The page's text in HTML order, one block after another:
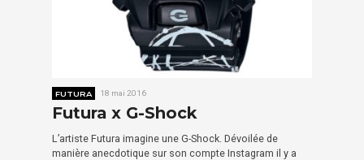
FUTURA 18 mai 2016
Futura x G-Shock
L’artiste Futura imagine une G-Shock. Dévoilée de
manière anecdotique sur son compte Instagram il y a